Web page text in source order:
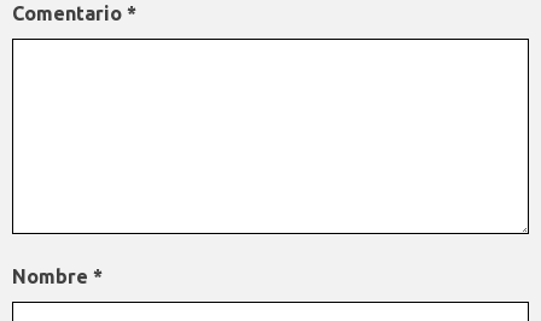
Comentario *
Nombre *